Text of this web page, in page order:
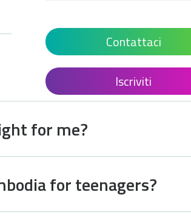
Contattaci
Iscriviti
for me?
for teenagers?